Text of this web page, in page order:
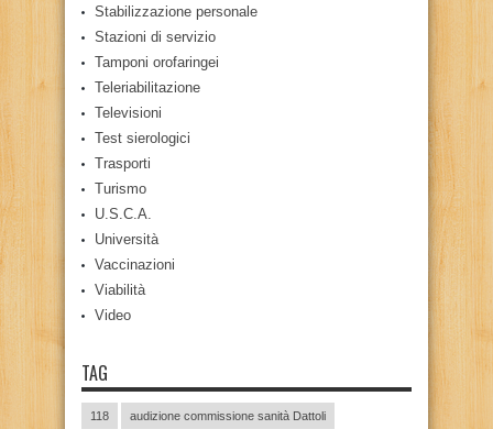
Stabilizzazione personale
Stazioni di servizio
Tamponi orofaringei
Teleriabilitazione
Televisioni
Test sierologici
Trasporti
Turismo
U.S.C.A.
Università
Vaccinazioni
Viabilità
Video
TAG
118 audizione commissione sanità Dattoli